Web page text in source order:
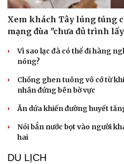
Xem khách Tây lúng túng
mạng đùa "chưa đủ trình
Vì sao lạc đà có thể đi hàng
nóng?
Chồng ghen tuông vô cớ từ
nhân đứng bên bờ vực
Ăn dứa khiến đường huyết
Nói bắn nước bọt vào người
hai
DU LỊCH